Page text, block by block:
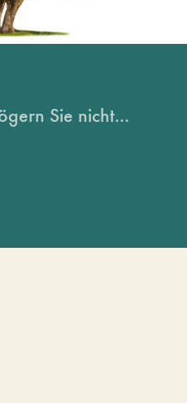
Sie nicht...